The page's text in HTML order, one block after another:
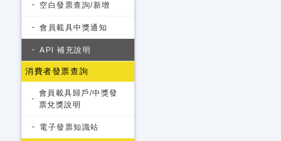
空白發票查詢/新增
會員載具中獎通知
API 補充說明
消費者發票查詢
會員載具歸戶/中獎發
票兌獎說明
電子發票知識站